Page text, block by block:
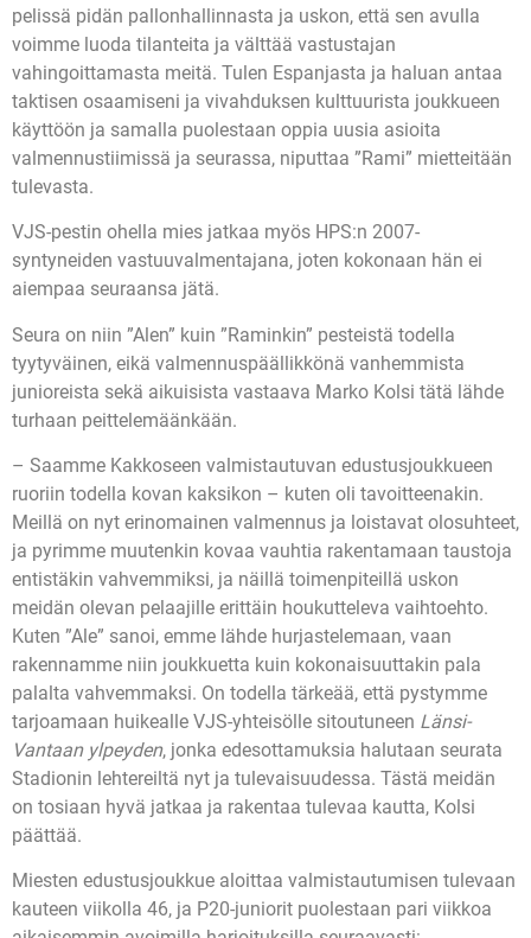
pelissä pidän pallonhallinnasta ja uskon, että sen avulla
voimme luoda tilanteita ja välttää vastustajan
vahingoittamasta meitä. Tulen Espanjasta ja haluan antaa
taktisen osaamiseni ja vivahduksen kulttuurista joukkueen
käyttöön ja samalla puolestaan oppia uusia asioita
valmennustiimissä ja seurassa, niputtaa ”Rami” mietteitään
tulevasta.
VJS-pestin ohella mies jatkaa myös HPS:n 2007-
syntyneiden vastuuvalmentajana, joten kokonaan hän ei
aiempaa seuraansa jätä.
Seura on niin ”Alen” kuin ”Raminkin” pesteistä todella
tyytyväinen, eikä valmennuspäällikkönä vanhemmista
junioreista sekä aikuisista vastaava Marko Kolsi tätä lähde
turhaan peittelemäänkään.
– Saamme Kakkoseen valmistautuvan edustusjoukkueen
ruoriin todella kovan kaksikon – kuten oli tavoitteenakin.
Meillä on nyt erinomainen valmennus ja loistavat olosuhteet,
ja pyrimme muutenkin kovaa vauhtia rakentamaan taustoja
entistäkin vahvemmiksi, ja näillä toimenpiteillä uskon
meidän olevan pelaajille erittäin houkutteleva vaihtoehto.
Kuten ”Ale” sanoi, emme lähde hurjastelemaan, vaan
rakennamme niin joukkuetta kuin kokonaisuuttakin pala
palalta vahvemmaksi. On todella tärkeää, että pystymme
tarjoamaan huikealle VJS-yhteisölle sitoutuneen Länsi-
Vantaan ylpeyden, jonka edesottamuksia halutaan seurata
Stadionin lehtereiltä nyt ja tulevaisuudessa. Tästä meidän
on tosiaan hyvä jatkaa ja rakentaa tulevaa kautta, Kolsi
päättää.
Miesten edustusjoukkue aloittaa valmistautumisen tulevaan
kauteen viikolla 46, ja P20-juniorit puolestaan pari viikkoa